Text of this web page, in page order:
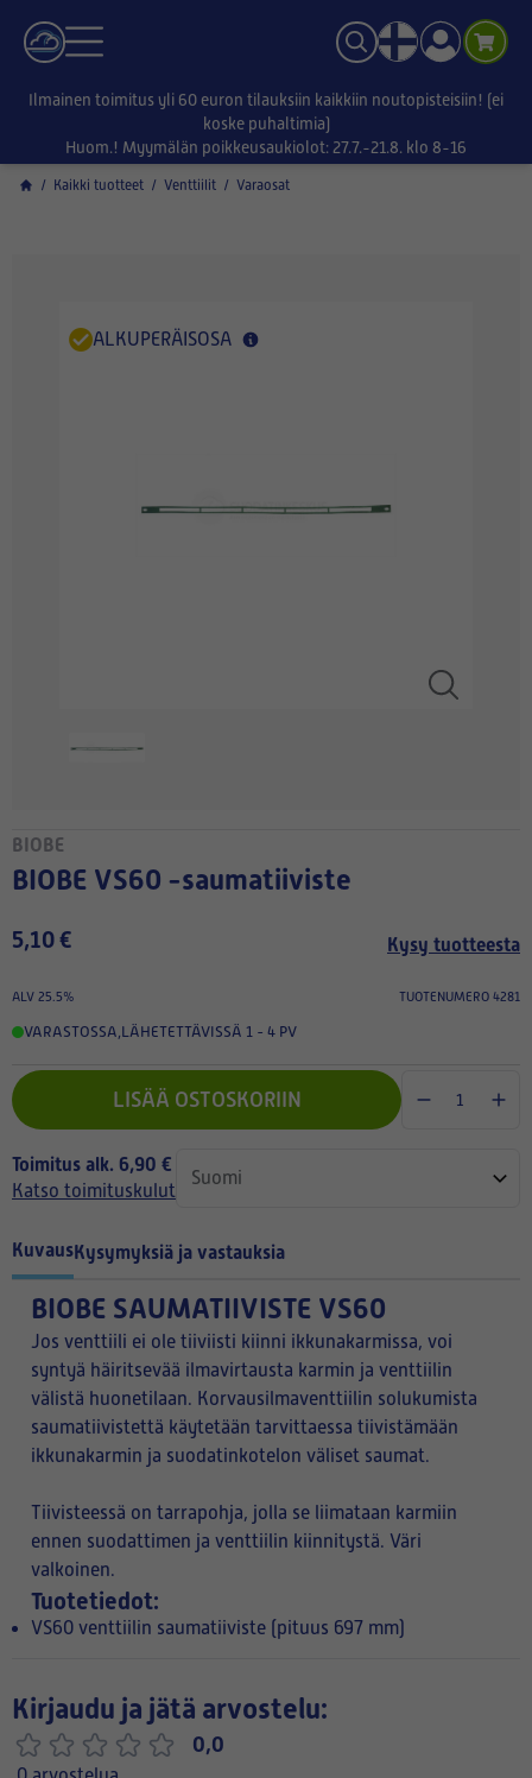
Ilmainen toimitus yli 60 euron tilauksiin kaikkiin noutopisteisiin! (ei
koske puhaltimia)
Huom.! Myymälän poikkeusaukiolot: 27.7.-21.8. klo 8-16
/ Kaikki tuotteet / Venttiilit / Varaosat
ALKUPERÄISOSA
BIOBE
BIOBE VS60 -saumatiiviste
5,10 € Kysy tuotteesta
ALV 25.5% TUOTENUMERO 4281
VARASTOSSA,LÄHETETTÄVISSÄ 1 - 4 PV
LISÄÄ OSTOSKORIIN
Toimitus alk. 6,90 €
Katso toimituskulut
KuvausKysymyksiä ja vastauksia
BIOBE SAUMATIIVISTE VS60
Jos venttiili ei ole tiiviisti kiinni ikkunakarmissa, voi
syntyä häiritsevää ilmavirtausta karmin ja venttiilin
välistä huonetilaan. Korvausilmaventtiilin solukumista
saumatiivistettä käytetään tarvittaessa tiivistämään
ikkunakarmin ja suodatinkotelon väliset saumat.
Tiivisteessä on tarrapohja, jolla se liimataan karmiin
ennen suodattimen ja venttiilin kiinnitystä. Väri
valkoinen.
Tuotetiedot:
VS60 venttiilin saumatiiviste (pituus 697 mm)
Kirjaudu ja jätä arvostelu:
0,0